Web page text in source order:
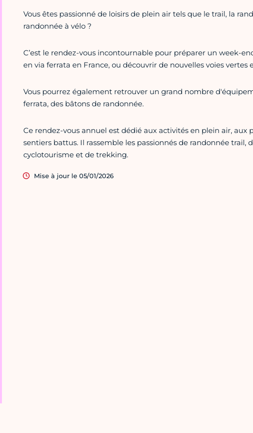
Vous êtes passionné de loisirs de plein air tels que le trail, la
randonnée à vélo ?
C’est le rendez-vous incontournable pour préparer un week-
en via ferrata en France, ou découvrir de nouvelles voies vertes
Vous pourrez également retrouver un grand nombre
ferrata, des bâtons de randonnée.
Ce rendez-vous annuel est dédié aux activités en plein air, aux
sentiers battus. Il rassemble les passionnés de randonnée trail,
cyclotourisme et de trekking.
Mise à jour le 05/01/2026